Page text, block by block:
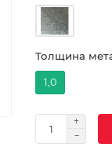
Толщина
1,0